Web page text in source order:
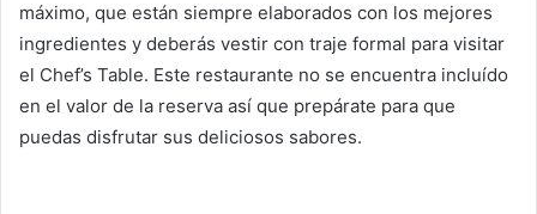
máximo, que están siempre elaborados con los mejores
ingredientes y deberás vestir con traje formal para visitar
el Chef’s Table. Este restaurante no se encuentra incluído
en el valor de la reserva así que prepárate para que
puedas disfrutar sus deliciosos sabores.